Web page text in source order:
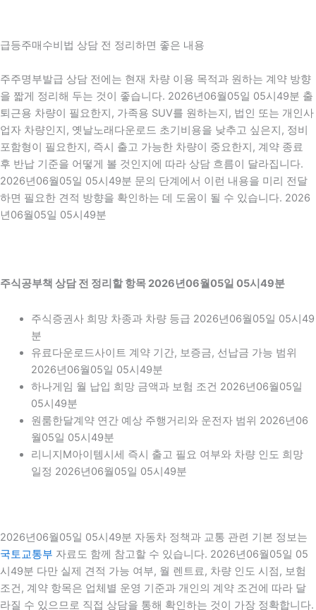
급등주매수비법 상담 전 정리하면 좋은 내용
주주명부발급 상담 전에는 현재 차량 이용 목적과 원하는 계약 방향
을 짧게 정리해 두는 것이 좋습니다. 2026년06월05일 05시49분 출
퇴근용 차량이 필요한지, 가족용 SUV를 원하는지, 법인 또는 개인사
업자 차량인지, 옛날노래다운로드 초기비용을 낮추고 싶은지, 정비
포함형이 필요한지, 즉시 출고 가능한 차량이 중요한지, 계약 종료
후 반납 기준을 어떻게 볼 것인지에 따라 상담 흐름이 달라집니다.
2026년06월05일 05시49분 문의 단계에서 이런 내용을 미리 전달
하면 필요한 견적 방향을 확인하는 데 도움이 될 수 있습니다. 2026
년06월05일 05시49분
주식공부책 상담 전 정리할 항목 2026년06월05일 05시49분
주식증권사 희망 차종과 차량 등급 2026년06월05일 05시49
분
유료다운로드사이트 계약 기간, 보증금, 선납금 가능 범위
2026년06월05일 05시49분
하나게임 월 납입 희망 금액과 보험 조건 2026년06월05일
05시49분
원룸한달계약 연간 예상 주행거리와 운전자 범위 2026년06
월05일 05시49분
리니지M아이템시세 즉시 출고 필요 여부와 차량 인도 희망
일정 2026년06월05일 05시49분
2026년06월05일 05시49분 자동차 정책과 교통 관련 기본 정보는
국토교통부 자료도 함께 참고할 수 있습니다. 2026년06월05일 05
시49분 다만 실제 견적 가능 여부, 월 렌트료, 차량 인도 시점, 보험
조건, 계약 항목은 업체별 운영 기준과 개인의 계약 조건에 따라 달
라질 수 있으므로 직접 상담을 통해 확인하는 것이 가장 정확합니다.